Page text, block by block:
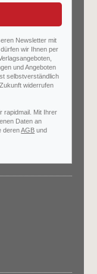
Newsletter mit
wir Ihnen per
und Angeboten
selbstverständlich
widerrufen
rapidmail. Mit Ihrer
Daten an
derenAGB und